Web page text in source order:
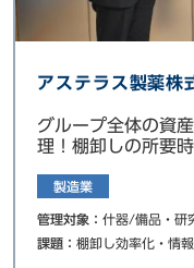
アステラス製薬株
グループ全体の資
理！棚卸しの所要
製造業
管理対象： 什器/備品・研
課題： 棚卸し効率化・情